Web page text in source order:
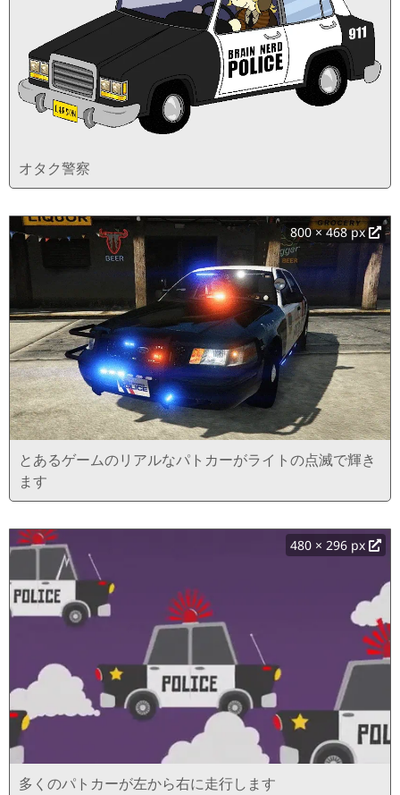
オタク警察
800 × 468 px
とあるゲームのリアルなパトカーがライトの点滅で輝き
ます
480 × 296 px
多くのパトカーが左から右に走行します